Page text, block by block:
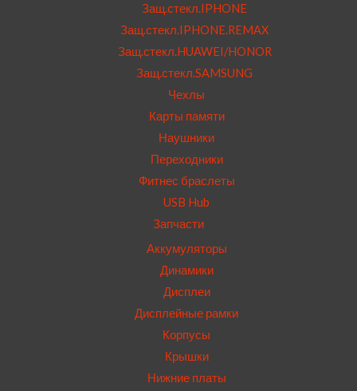
Защ.стекл.IPHONE
Защ.стекл.IPHONE.REMAX
Защ.стекл.HUAWEI/HONOR
Защ.стекл.SAMSUNG
Чехлы
Карты памяти
Наушники
Переходники
Фитнес браслеты
USB Hub
Запчасти
Аккумуляторы
Динамики
Дисплеи
Дисплейные рамки
Корпусы
Крышки
Нижние платы